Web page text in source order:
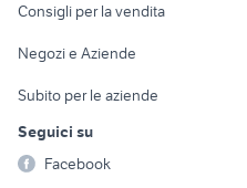
Fotografia
Telefonia
Consigli per la vendita
Negozi e Aziende
Subito per le aziende
Seguici su
Facebook